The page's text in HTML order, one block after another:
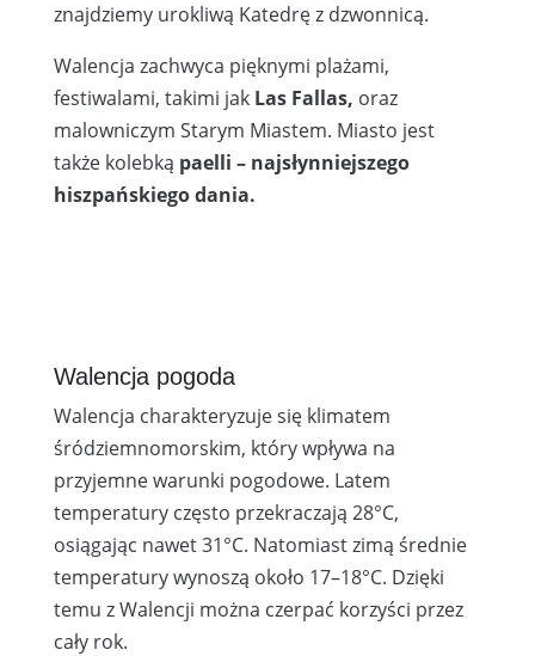
znajdziemy urokliwą Katedrę z dzwonnicą.
Walencja zachwyca pięknymi plażami,
festiwalami, takimi jak Las Fallas, oraz
malowniczym Starym Miastem. Miasto jest
także kolebką paelli – najsłynniejszego
hiszpańskiego dania.
Walencja pogoda
Walencja charakteryzuje się klimatem
śródziemnomorskim, który wpływa na
przyjemne warunki pogodowe. Latem
temperatury często przekraczają 28°C,
osiągając nawet 31°C. Natomiast zimą średnie
temperatury wynoszą około 17–18°C. Dzięki
temu z Walencji można czerpać korzyści przez
cały rok.